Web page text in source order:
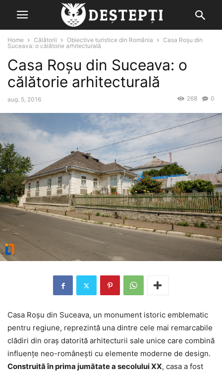
Home Călătorii Obiective turistice din România
Casa Roșu din
Suceava: o călătorie arhitecturală
Casa Roșu din Suceava: o
călătorie arhitecturală
aug. 5, 2016 0
268
Casa Roșu din Suceava, un monument istoric emblematic
pentru regiune, reprezintă una dintre cele mai remarcabile
clădiri din oraș datorită arhitecturii sale unice care combină
influențe neo-românești cu elemente moderne de design.
Construită în prima jumătate a secolului XX, casa a fost